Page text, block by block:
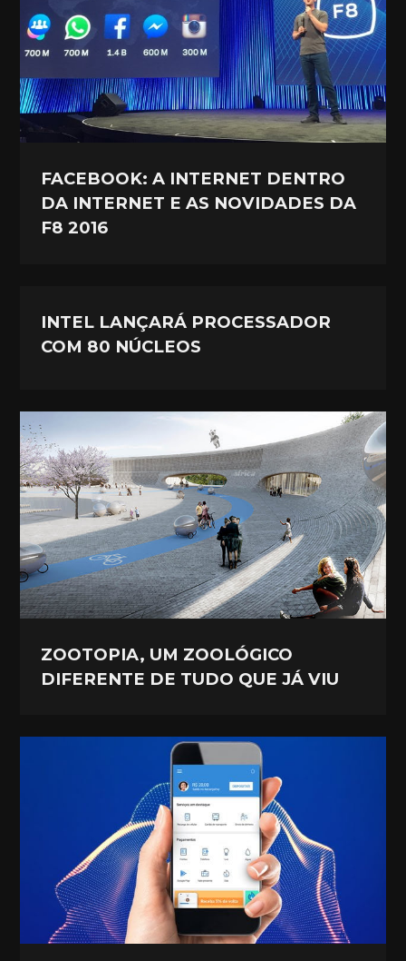
FACEBOOK: A INTERNET DENTRO
DA INTERNET E AS NOVIDADES DA
F8 2016
INTEL LANÇARÁ PROCESSADOR
COM 80 NÚCLEOS
ZOOTOPIA, UM ZOOLÓGICO
DIFERENTE DE TUDO QUE JÁ VIU